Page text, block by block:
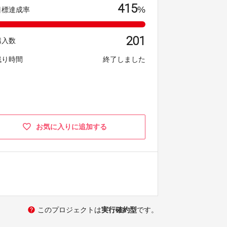
標達成率 415%
入数 201
時間 終了しました
お気に入りに追加する
help このプロジェクトは実行確約型です。